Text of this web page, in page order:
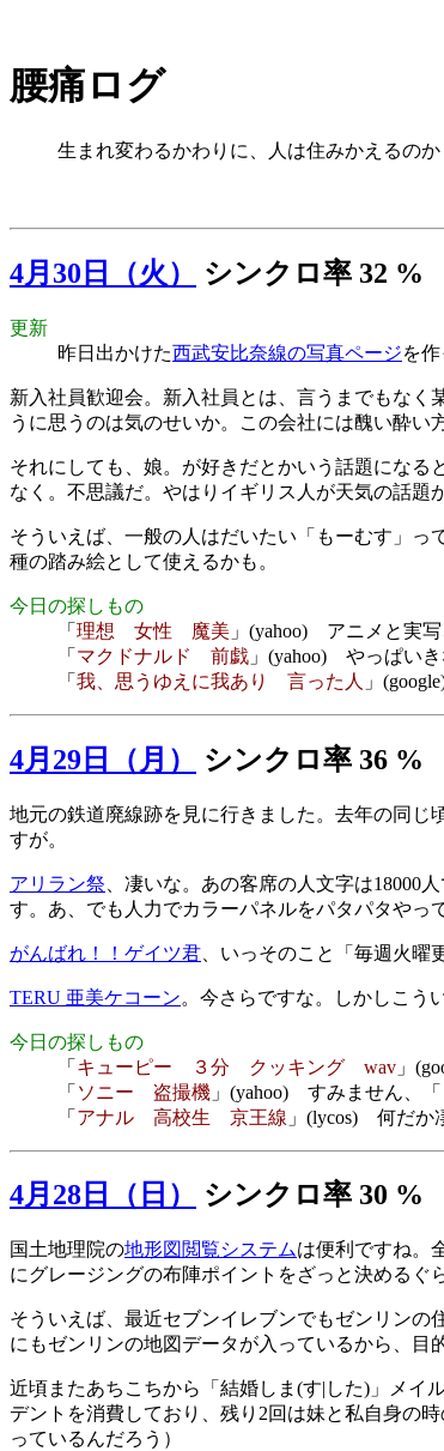
腰痛ログ
生まれ変わるかわりに、人は住みかえるのか
4月30日（火） シンクロ率 32 %
更新
昨日出かけた西武安比奈線の写真ページを
新入社員歓迎会。新入社員とは、言うまでもな
うに思うのは気のせいか。この会社には醜い酔い
それにしても、娘。が好きだとかいう話題にな
なく。不思議だ。やはりイギリス人が天気の話題
そういえば、一般の人はだいたい「もーむす」
種の踏み絵として使えるかも。
今日の探しもの
「 理想 女性 魔美 」(yahoo) アニメと実写
「 マクドナルド 前戯 」(yahoo) やっぱいき
「 我、思うゆえに我あり 言った人 」
4月29日（月） シンクロ率 36 %
地元の鉄道廃線跡を見に行きました。去年の同
すが。
アリラン祭 、凄いな。あの客席の人文字は18000
す。あ、でも人力でカラーパネルをパタパタやっ
がんばれ！！ゲイツ君 、いっそのこと「毎週火
TERU 亜美ケコーン。今さらですな。しかしこう
今日の探しもの
「 キューピー ３分 クッキング wav 」
「 ソニー 盗撮機 」(yahoo) すみません、
「 アナル 高校生 京王線 」(lycos) 何だか
4月28日（日） シンクロ率 30 %
国土地理院の地形図閲覧システムは便利ですね。
にグレージングの布陣ポイントをざっと決めるぐ
そういえば、最近セブンイレブンでもゼンリンの
にもゼンリンの地図データが入っているから、目
近頃またあちこちから「結婚しま(す|した)」メイ
デントを消費しており、残り2回は妹と私自身の
っているんだろう）